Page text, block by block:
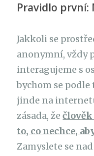
Pravidlo první:
Jakkoli se
anonymní, vždy
interagujeme s
bychom se podle
jinde na
zásada, že
to, co nechce,
Zamyslete se